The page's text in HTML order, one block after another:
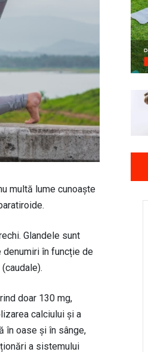
multă lume cunoaște
Glandele sunt
în funcție de
doar 130 mg,
calciului și a
în oase și în sânge,
a sistemului